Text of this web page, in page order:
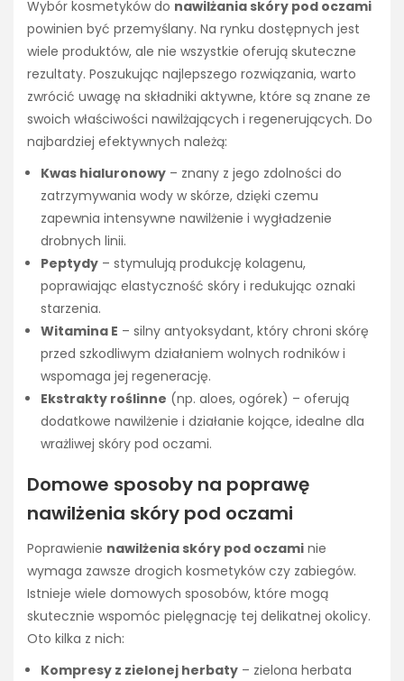
Wybór kosmetyków do nawilżania skóry pod oczami
powinien być przemyślany. Na rynku dostępnych jest
wiele produktów, ale nie wszystkie oferują skuteczne
rezultaty. Poszukując najlepszego rozwiązania, warto
zwrócić uwagę na składniki aktywne, które są znane ze
swoich właściwości nawilżających i regenerujących. Do
najbardziej efektywnych należą:
Kwas hialuronowy – znany z jego zdolności do
zatrzymywania wody w skórze, dzięki czemu
zapewnia intensywne nawilżenie i wygładzenie
drobnych linii.
Peptydy – stymulują produkcję kolagenu,
poprawiając elastyczność skóry i redukując oznaki
starzenia.
Witamina E – silny antyoksydant, który chroni skórę
przed szkodliwym działaniem wolnych rodników i
wspomaga jej regenerację.
Ekstrakty roślinne (np. aloes, ogórek) – oferują
dodatkowe nawilżenie i działanie kojące, idealne dla
wrażliwej skóry pod oczami.
Domowe sposoby na poprawę
nawilżenia skóry pod oczami
Poprawienie nawilżenia skóry pod oczami nie
wymaga zawsze drogich kosmetyków czy zabiegów.
Istnieje wiele domowych sposobów, które mogą
skutecznie wspomóc pielęgnację tej delikatnej okolicy.
Oto kilka z nich:
Kompresy z zielonej herbaty – zielona herbata